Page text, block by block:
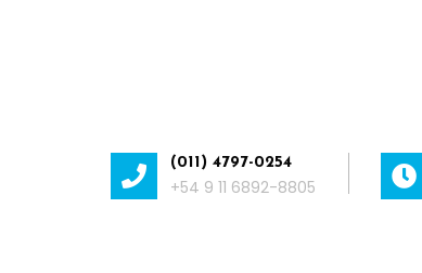
(011) 4797-0254
+54 9 11 6892-8805